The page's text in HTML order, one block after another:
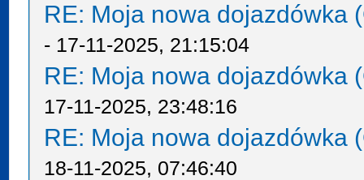
RE: Moja nowa dojazdówka
- 17-11-2025, 21:15:04
RE: Moja nowa dojazdówka
17-11-2025, 23:48:16
RE: Moja nowa dojazdówka
18-11-2025, 07:46:40